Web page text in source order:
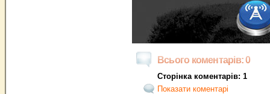
Всього коментарів: 0
Сторінка коментарів: 1
Показати коментарі